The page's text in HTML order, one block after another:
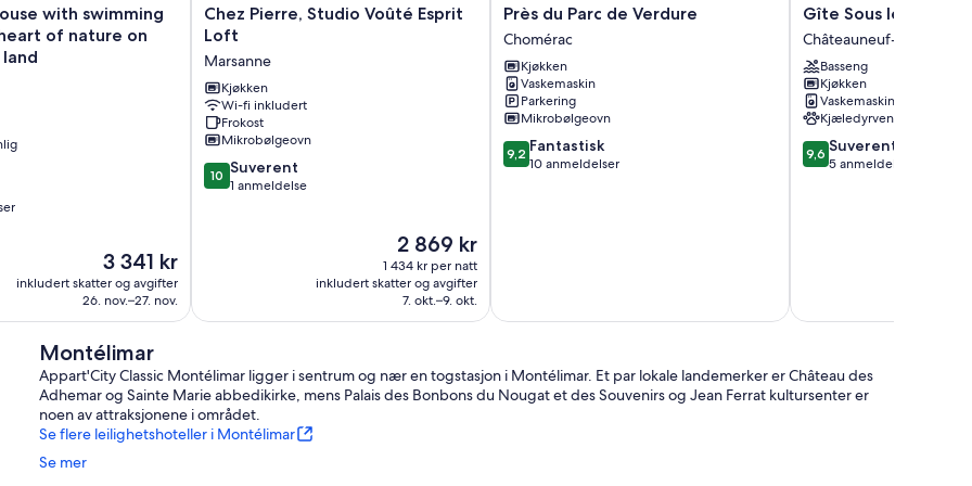
with swimming
of nature on
Prisen
er
3 341 kr
3 341 kr
inkludert skatter og avgifter
26. nov.–27. nov.
Chez
Pierre,
Voûté
Esprit
Loft
Marsanne
Chez Pierre, Studio Voûté Esprit
Loft
Marsanne
Kjøkken
Wi-fi inkludert
Frokost
Mikrobølgeovn
10.0
av
10 Suverent
1 anmeldelse
Prisen
er
2 869 kr
2 869 kr
1 434 kr per natt
inkludert skatter og avgifter
7. okt.–9. okt.
Près
du
Parc
de
Verdure
Chomérac
Près du Parc de Verdure
Chomérac
Kjøkken
Vaskemaskin
Parkering
Mikrobølgeovn
9.2
av
9,2 Fantastisk
10 anmeldelser
Gîte
Sous
les
Arbres
Châteauneuf-
du-
Rhône
Gîte Sous les Arbres
Châteauneuf-du-Rhône
Basseng
Kjøkken
Vaskemaskin
Kjæledyrvennlig
9.6
av
9,6 Suverent
5 anmeldelser
Montélimar
Appart'City Classic Montélimar ligger i sentrum og nær en togstasjon i Montélimar. Et par lokale landemerker er Château des
Adhemar og Sainte Marie abbedikirke, mens Palais des Bonbons du Nougat et des Souvenirs og Jean Ferrat kultursenter er
noen av attraksjonene i området.
Se flere leilighetshoteller i Montélimar
Se mer